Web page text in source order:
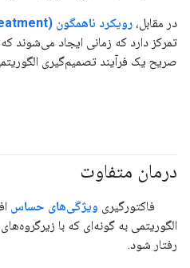
در مقابل، رویکرد ناهمگون (dispared treatment
تمرکز دارد که زمانی ایجاد می‌شوند
صریح یک فرآیند تصمیم‌گیری
درمان متفاوت
فاکتورگیری ویژگی‌های حساس
الگوریتمی به گونه‌ای که با
رفتار شود.